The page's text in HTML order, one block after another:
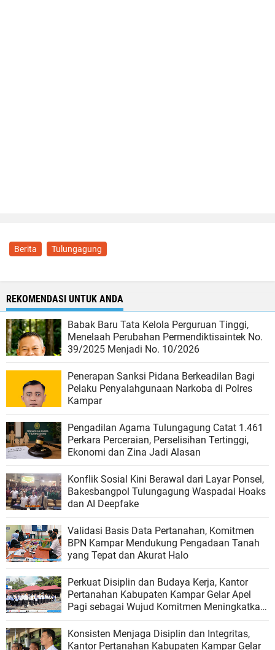
Berita Tulungagung
REKOMENDASI UNTUK ANDA
Babak Baru Tata Kelola Perguruan Tinggi,
Menelaah Perubahan Permendiktisaintek No.
39/2025 Menjadi No. 10/2026
Penerapan Sanksi Pidana Berkeadilan Bagi
Pelaku Penyalahgunaan Narkoba di Polres
Kampar
Pengadilan Agama Tulungagung Catat 1.461
Perkara Perceraian, Perselisihan Tertinggi,
Ekonomi dan Zina Jadi Alasan
Konflik Sosial Kini Berawal dari Layar Ponsel,
Bakesbangpol Tulungagung Waspadai Hoaks
dan AI Deepfake
Validasi Basis Data Pertanahan, Komitmen
BPN Kampar Mendukung Pengadaan Tanah
yang Tepat dan Akurat Halo
Perkuat Disiplin dan Budaya Kerja, Kantor
Pertanahan Kabupaten Kampar Gelar Apel
Pagi sebagai Wujud Komitmen Meningkatkan
Kualitas Pelayanan
Konsisten Menjaga Disiplin dan Integritas,
Kantor Pertanahan Kabupaten Kampar Gelar